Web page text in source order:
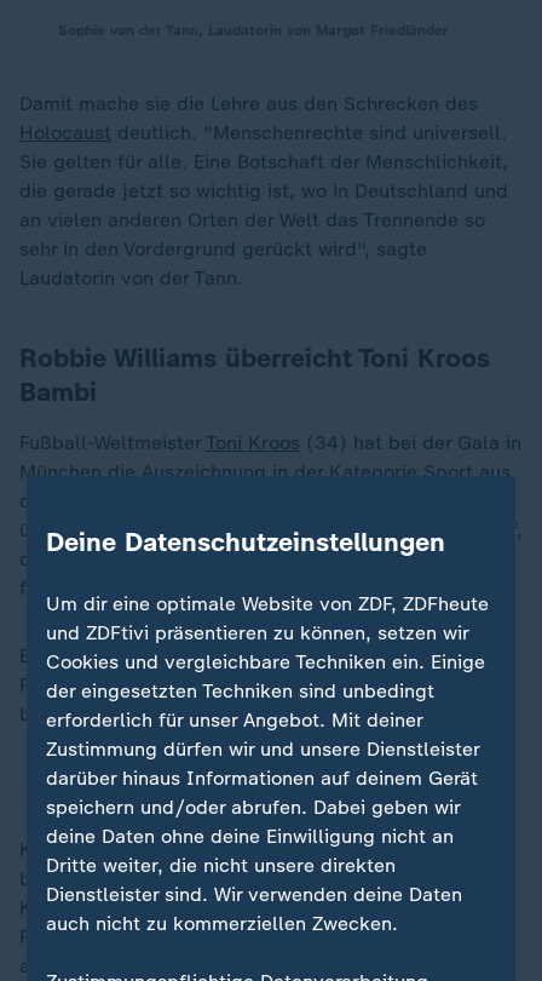
Damit mache sie die Lehre aus den Schrecken des
Holocaust deutlich. "Menschenrechte sind universell.
Sie gelten für alle. Eine Botschaft der Menschlichkeit,
die gerade jetzt so wichtig ist, wo in Deutschland und
an vielen anderen Orten der Welt das Trennende so
sehr in den Vordergrund gerückt wird", sagte
Laudatorin von der Tann.
Robbie Williams überreicht Toni Kroos
Bambi
Fußball-Weltmeister Toni Kroos (34) hat bei der Gala in
München die Auszeichnung in der Kategorie Sport aus
den Händen von Popstar Robbie Williams (50)
überreicht bekommen. Der Brite listete die 34 Titel auf,
die Kroos gewann und bezeichnete das Spiel des
früheren Real Madrid-Stars als magisch.
Er würdigte die Bodenständigkeit und Intelligenz des
Fußballers, als dessen Freund und Fan er sich
bezeichnete.
Toni Kroos - der undeutsche Deutsche
Kroos wiederum sagte, er habe als 13-Jähriger das
berühmte Konzert von Robbie Williams "Live at
Knebworth" in England besucht und sei seitdem ein
Fan. Es komme ihm fast wie ein "Joke" vor, dass er
ausgerechnet von Robbie Williams den "Bambi"
Deine Datenschutzeinstellungen
Um dir eine optimale Website von ZDF, ZDFheute
und ZDFtivi präsentieren zu können, setzen wir
Cookies und vergleichbare Techniken ein. Einige
der eingesetzten Techniken sind unbedingt
erforderlich für unser Angebot. Mit deiner
Zustimmung dürfen wir und unsere Dienstleister
darüber hinaus Informationen auf deinem Gerät
speichern und/oder abrufen. Dabei geben wir
deine Daten ohne deine Einwilligung nicht an
Dritte weiter, die nicht unsere direkten
Dienstleister sind. Wir verwenden deine Daten
auch nicht zu kommerziellen Zwecken.